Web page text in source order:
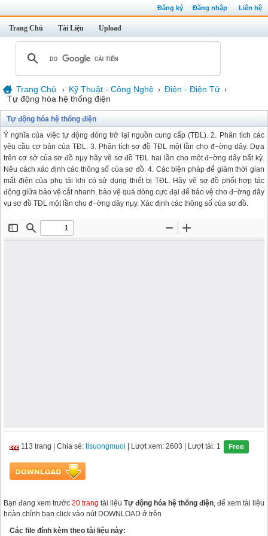
Đăng ký Đăng nhập Liên hệ
Trang Chủ Tài Liệu Upload
Trang Chủ › Kỹ Thuật - Công Nghệ › Điện - Điện Tử ›
Tự động hóa hệ thống điện
Tự động hóa hệ thống điện
Ý nghĩa của việc tự động đóng trở lại nguồn cung cấp (TĐL). 2. Phân tích các
yêu cầu cơ bản của TĐL. 3. Phân tích sơ đồ TĐL một lần cho đ−ờng dây. Dựa
trên cơ sở của sơ đồ nμy hãy vẽ sơ đồ TĐL hai lần cho một đ−ờng dây bất kỳ.
Nêu cách xác định các thông số của sơ đồ. 4. Các biện pháp để giảm thời gian
mất điện của phụ tải khi có sử dụng thiết bị TĐL. Hãy vẽ sơ đồ phối hợp tác
động giữa bảo vệ cắt nhanh, bảo vệ quá dòng cực đại để bảo vệ cho đ−ờng dây
vμ sơ đồ TĐL một lần cho đ−ờng dây nμy. Xác định các thông số của sơ đồ.
113 trang Chia sẻ: tlsuongmuoi | Lượt xem: 2603 | Lượt tải: 1 Free
Bạn đang xem trước 20 trang tài liệu Tự động hóa hệ thống điện, để xem tài liệu
hoàn chỉnh bạn click vào nút DOWNLOAD ở trên
Các file đính kèm theo tài liệu này: